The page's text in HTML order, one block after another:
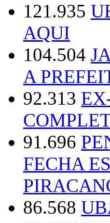
121.935
AQUI
104.504
A
92.313
91.696
FECHA
86.568